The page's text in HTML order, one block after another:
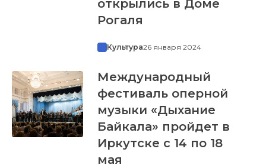
открылись в Доме
Рогаля
Культура26 января 2024
Международный
фестиваль оперной
музыки «Дыхание
Байкала» пройдет в
Иркутске с 14 по 18
мая